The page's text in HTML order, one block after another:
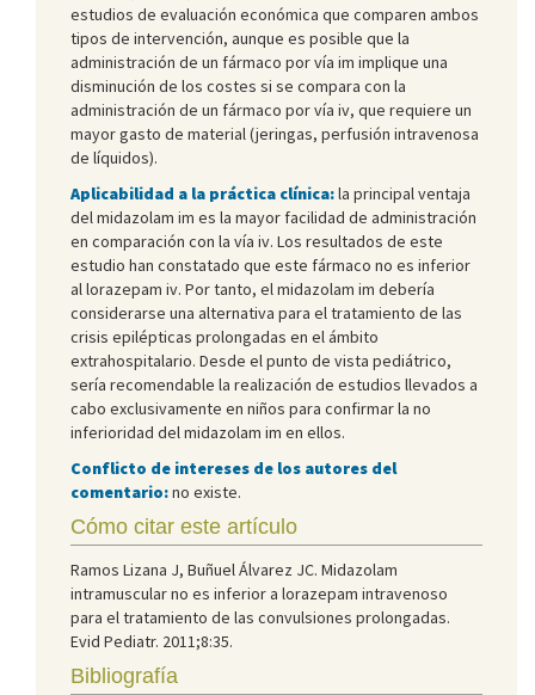
estudios de evaluación económica que comparen ambos
tipos de intervención, aunque es posible que la
administración de un fármaco por vía im implique una
disminución de los costes si se compara con la
administración de un fármaco por vía iv, que requiere un
mayor gasto de material (jeringas, perfusión intravenosa
de líquidos).
Aplicabilidad a la práctica clínica:la principal ventaja
del midazolam im es la mayor facilidad de administración
en comparación con la vía iv. Los resultados de este
estudio han constatado que este fármaco no es inferior
al lorazepam iv. Por tanto, el midazolam im debería
considerarse una alternativa para el tratamiento de las
crisis epilépticas prolongadas en el ámbito
extrahospitalario. Desde el punto de vista pediátrico,
sería recomendable la realización de estudios llevados a
cabo exclusivamente en niños para confirmar la no
inferioridad del midazolam im en ellos.
Conflicto de intereses de los autores del
comentario:no existe.
Cómo citar este artículo
Ramos Lizana J, Buñuel Álvarez JC. Midazolam
intramuscular no es inferior a lorazepam intravenoso
para el tratamiento de las convulsiones prolongadas.
Evid Pediatr. 2011;8:35.
Bibliografía